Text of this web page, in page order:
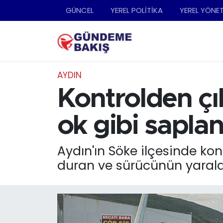
GÜNCEL YEREL POLİTİKA YEREL
AYDIN
Kontrolden
ok gibi
Aydın'ın Söke ilçesinde
duran ve sürücünün
Ankara
DÜNYA
EKONOMİ
GÜNCEL
Nöbetçi Eczaneler
Trafik Durumu
Süper Lig Puan Durumu ve Fikstür
Son Dakika Haberleri